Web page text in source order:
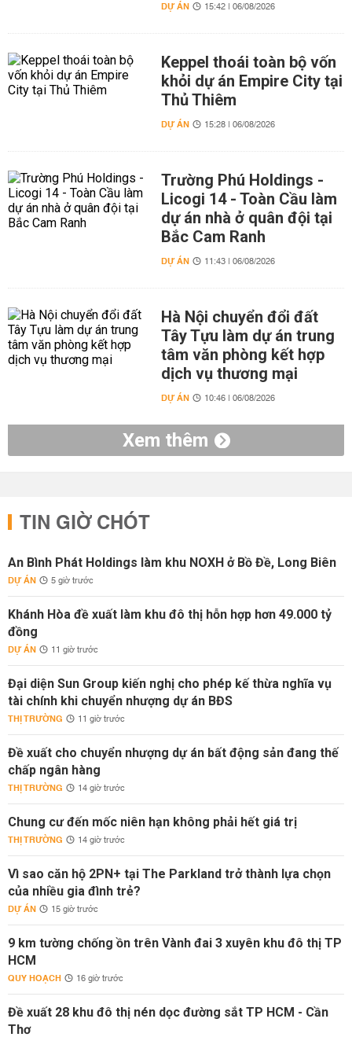
DỰ ÁN 15:42 | 06/08/2026
Keppel thoái toàn bộ vốn
khỏi dự án Empire City tại
Thủ Thiêm
DỰ ÁN 15:28 | 06/08/2026
Trường Phú Holdings -
Licogi 14 - Toàn Cầu làm
dự án nhà ở quân đội tại
Bắc Cam Ranh
DỰ ÁN 11:43 | 06/08/2026
Hà Nội chuyển đổi đất
Tây Tựu làm dự án trung
tâm văn phòng kết hợp
dịch vụ thương mại
DỰ ÁN 10:46 | 06/08/2026
Xem thêm
TIN GIỜ CHÓT
An Bình Phát Holdings làm khu NOXH ở Bồ Đề, Long Biên
DỰ ÁN 5 giờ trước
Khánh Hòa đề xuất làm khu đô thị hỗn hợp hơn 49.000 tỷ
đồng
DỰ ÁN 11 giờ trước
Đại diện Sun Group kiến nghị cho phép kế thừa nghĩa vụ
tài chính khi chuyển nhượng dự án BĐS
THỊ TRƯỜNG 11 giờ trước
Đề xuất cho chuyển nhượng dự án bất động sản đang thế
chấp ngân hàng
THỊ TRƯỜNG 14 giờ trước
Chung cư đến mốc niên hạn không phải hết giá trị
THỊ TRƯỜNG 14 giờ trước
Vì sao căn hộ 2PN+ tại The Parkland trở thành lựa chọn
của nhiều gia đình trẻ?
DỰ ÁN 15 giờ trước
9 km tường chống ồn trên Vành đai 3 xuyên khu đô thị TP
HCM
QUY HOẠCH 16 giờ trước
Đề xuất 28 khu đô thị nén dọc đường sắt TP HCM - Cần
Thơ